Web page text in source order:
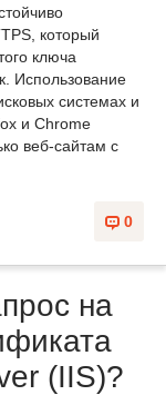
который
ключа
Использование
системах и
и Chrome
веб-сайтам с
0
на
(IIS)?